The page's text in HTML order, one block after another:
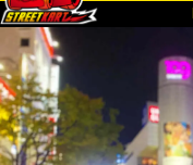
Om oss
Hitta hit